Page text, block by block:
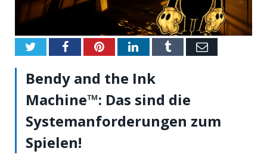
TwitterFacebookPinterestLinkedInTumblrEmail
Bendy and the Ink
Machine™: Das sind die
Systemanforderungen zum
Spielen!